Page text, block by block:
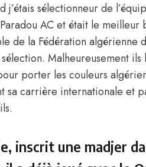
j’étais sélectionneur de
AC et était le meilleur
de la Fédération algérienne
Malheureusement ils
porter les couleurs
sa carrière internationale et
inscrit une madjer